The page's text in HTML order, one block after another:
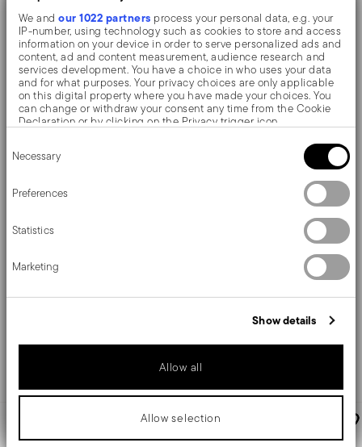
We andour 1022 partners process your personal data, e.g. your
IP-number, using technology such as cookies to store and access
information on your device in order to serve personalized ads and
content, ad and content measurement, audience research and
services development. You have a choice in who uses your data
and for what purposes. Your privacy choices are only applicable
on this digital property where you have made your choices. You
can change or withdraw your consent any time from the Cookie
Declaration or by clicking on the Privacy trigger icon.
Collect information about your geographical location
Identify your device by actively scanning it for specific
characteristics (fingerprinting)
Find out more about how your personal data is processed and set
your preferences in the
We use cookies to personalise content and ads, to provide social
media features and to analyse our traffic. We also share
information about your use of our site with our social media,
advertising and analytics partners who may combine it with other
Selection
Necessary
Preferences
Statistics
Marketing
Show details
Allow all
Allow selection
X6
EDELSTAHL ROSTFREI
VINTAGE +1 FARBE
Price reduced from
277,90 €
-18%